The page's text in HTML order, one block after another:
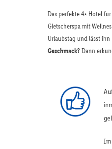
Das perfekte 4⭑ Hotel
Gletscherspa mit
Urlaubstag und lässt ihn
Geschmack? Dann
Im